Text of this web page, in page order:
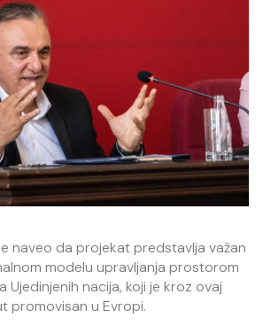
naveo da projekat predstavlja važan
modelu upravljanja prostorom
Ujedinjenih nacija, koji je kroz ovaj
promovisan u Evropi.